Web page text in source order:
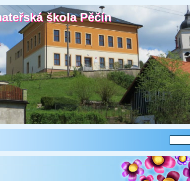
škola Pěčín
škola Pěčín